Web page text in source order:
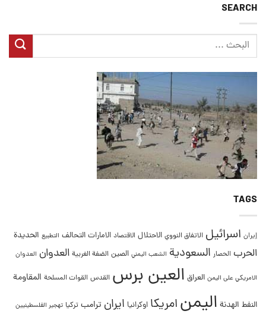
SEARCH
TAGS
إيران اسرائيل الاتفاق النووي الاحتلال الاقتصاد الامارات التحالف التطبيع الحديدة
الحرب الحصار السعودية الشعب اليمني الصين الضفة الغربية العدوان العدوان
الامريكي على اليمن العراق العين برس القدس القوات المسلحة المقاومة
النفط الهدنة اليمنامريكا اوكرانيا ايران ترامب تركيا تهجير الفلسطينيين